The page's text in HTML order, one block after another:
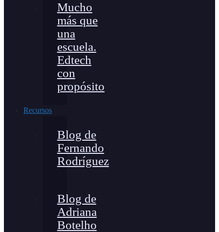
Mucho
más que
una
escuela.
Edtech
con
propósito
Recursos
Blog de
Fernando
Rodríguez
Blog de
Adriana
Botelho